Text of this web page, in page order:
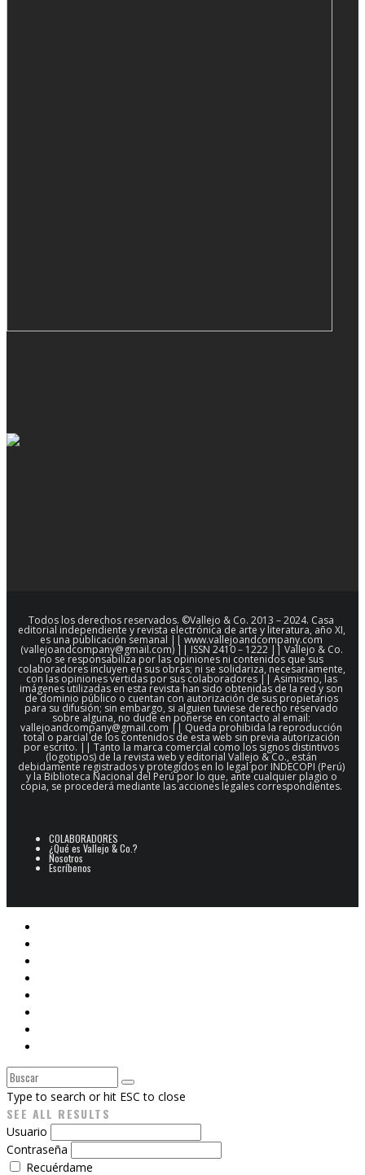
Todos los derechos reservados. ©Vallejo & Co. 2013 – 2024. Casa
editorial independiente y revista electrónica de arte y literatura, año XI,
es una publicación semanal || www.vallejoandcompany.com
(vallejoandcompany@gmail.com) || ISSN 2410 – 1222 || Vallejo & Co.
no se responsabiliza por las opiniones ni contenidos que sus
colaboradores incluyen en sus obras; ni se solidariza, necesariamente,
con las opiniones vertidas por sus colaboradores || Asimismo, las
imágenes utilizadas en esta revista han sido obtenidas de la red y son
de dominio público o cuentan con autorización de sus propietarios
para su difusión; sin embargo, si alguien tuviese derecho reservado
sobre alguna, no dude en ponerse en contacto al email:
vallejoandcompany@gmail.com || Queda prohibida la reproducción
total o parcial de los contenidos de esta web sin previa autorización
por escrito. || Tanto la marca comercial como los signos distintivos
(logotipos) de la revista web y editorial Vallejo & Co., están
debidamente registrados y protegidos en lo legal por INDECOPI (Perú)
y la Biblioteca Nacional del Perú por lo que, ante cualquier plagio o
copia, se procederá mediante las acciones legales correspondientes.
COLABORADORES
¿Qué es Vallejo & Co.?
Nosotros
Escríbenos
Type to search or hit ESC to close
SEE ALL RESULTS
Usuario
Contraseña
Recuérdame